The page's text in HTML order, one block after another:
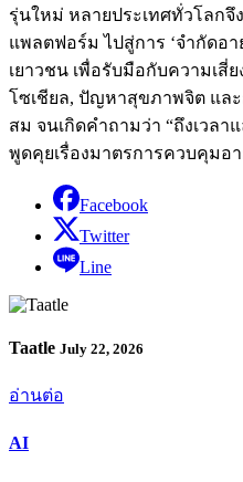
รุ่นใหม่ หลายประเทศทั่วโลกจึ
แพลตฟอร์ม ไปสู่การ ‘จำกัดอา
เยาวชน เพื่อรับมือกับความเสี่ย
โซเชียล, ปัญหาสุขภาพจิต แล
สม จนเกิดคำถามว่า “ถึงเวลา
พูดคุยเรื่องมาตรการควบคุมอา
Facebook
Twitter
Line
Taatle July 22, 2026
อ่านต่อ
AI